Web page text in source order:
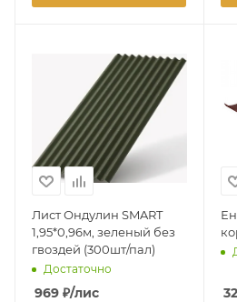
Лист Ондулин SMART
1,95*0,96м, зеленый без
гвоздей (300шт/пал)
Достаточно
969 ₽/лис